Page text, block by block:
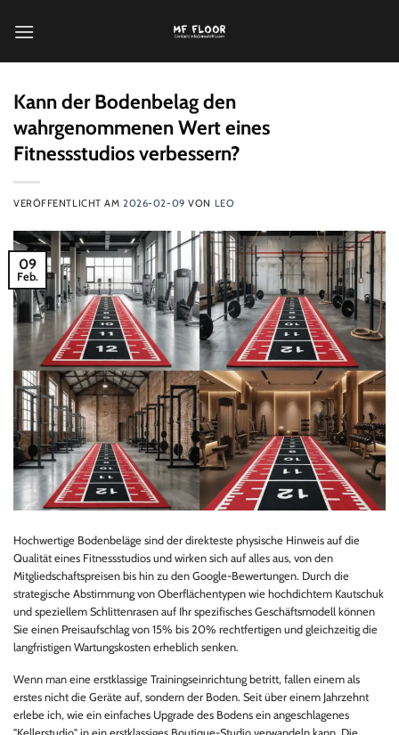
Inhalt
Kann der Bodenbelag den
wahrgenommenen Wert eines
Fitnessstudios verbessern?
VERÖFFENTLICHT AM2026-02-09 VON LEO
09
Feb.
Hochwertige Bodenbeläge sind der direkteste physische Hinweis auf die
Qualität eines Fitnessstudios und wirken sich auf alles aus, von den
Mitgliedschaftspreisen bis hin zu den Google-Bewertungen. Durch die
strategische Abstimmung von Oberflächentypen wie hochdichtem Kautschuk
und speziellem Schlittenrasen auf Ihr spezifisches Geschäftsmodell können
Sie einen Preisaufschlag von 15% bis 20% rechtfertigen und gleichzeitig die
langfristigen Wartungskosten erheblich senken.
Wenn man eine erstklassige Trainingseinrichtung betritt, fallen einem als
erstes nicht die Geräte auf, sondern der Boden. Seit über einem Jahrzehnt
erlebe ich, wie ein einfaches Upgrade des Bodens ein angeschlagenes